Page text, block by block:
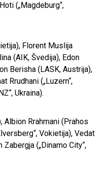
(„Magdeburg“,
Florent Muslija
(AIK, Švedija), Edon
Berisha (LASK, Austrija),
Rrudhani („Luzern“,
Ukraina).
Albion Rrahmani (Prahos
Vokietija), Vedat
Zabergja („Dinamo City“,